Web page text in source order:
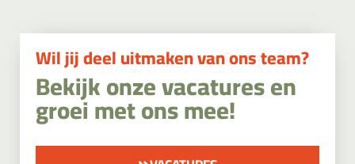
Wil jij deel uitmaken van ons team?
Bekijk onze vacatures en
groei met ons mee!